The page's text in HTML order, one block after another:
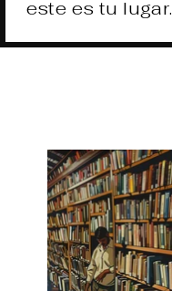
este es tu lugar.